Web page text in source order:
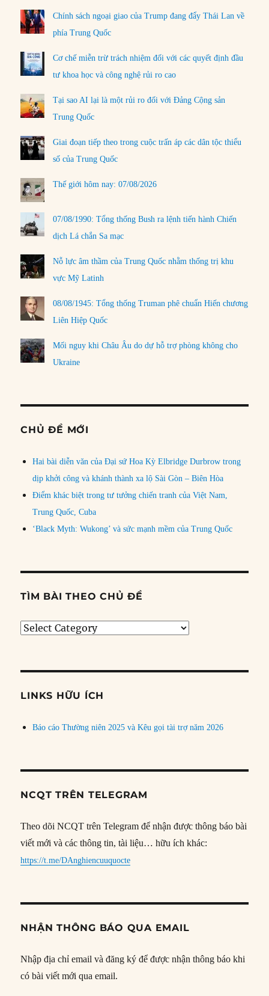
Chính sách ngoại giao của Trump đang đẩy Thái Lan về
phía Trung Quốc
Cơ chế miễn trừ trách nhiệm đối với các quyết định đầu
tư khoa học và công nghệ rủi ro cao
Tại sao AI lại là một rủi ro đối với Đảng Cộng sản
Trung Quốc
Giai đoạn tiếp theo trong cuộc trấn áp các dân tộc thiểu
số của Trung Quốc
Thế giới hôm nay: 07/08/2026
07/08/1990: Tổng thống Bush ra lệnh tiến hành Chiến
dịch Lá chắn Sa mạc
Nỗ lực âm thầm của Trung Quốc nhằm thống trị khu
vực Mỹ Latinh
08/08/1945: Tổng thống Truman phê chuẩn Hiến chương
Liên Hiệp Quốc
Mối nguy khi Châu Âu do dự hỗ trợ phòng không cho
Ukraine
CHỦ ĐỀ MỚI
Hai bài diễn văn của Đại sứ Hoa Kỳ Elbridge Durbrow trong
dịp khởi công và khánh thành xa lộ Sài Gòn – Biên Hòa
Điểm khác biệt trong tư tưởng chiến tranh của Việt Nam,
Trung Quốc, Cuba
‘Black Myth: Wukong’ và sức mạnh mềm của Trung Quốc
TÌM BÀI THEO CHỦ ĐỀ
Tìm
đề
LINKS HỮU ÍCH
Báo cáo Thường niên 2025 và Kêu gọi tài trợ năm 2026
NCQT TRÊN TELEGRAM
Theo dõi NCQT trên Telegram để nhận được thông báo bài
viết mới và các thông tin, tài liệu… hữu ích khác:
https://t.me/DAnghiencuuquocte
NHẬN THÔNG BÁO QUA EMAIL
Nhập địa chỉ email và đăng ký để được nhận thông báo khi
có bài viết mới qua email.